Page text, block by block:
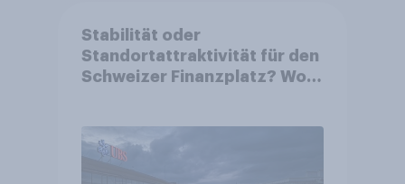
Stabilität oder
Standortattraktivität für den
Schweizer Finanzplatz? Wo
von Grossbanken steht